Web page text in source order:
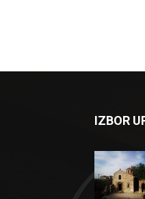
IZBOR